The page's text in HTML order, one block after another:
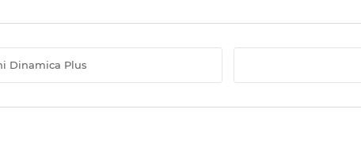
Dinamica Plus